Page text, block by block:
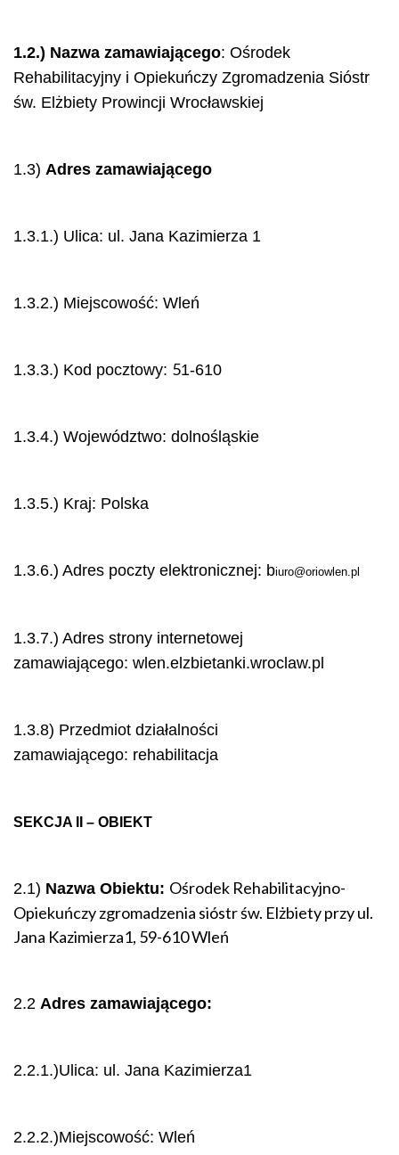
1.2.) Nazwa zamawiającego: Ośrodek
Rehabilitacyjny i Opiekuńczy Zgromadzenia Sióstr
św. Elżbiety Prowincji Wrocławskiej
1.3) Adres zamawiającego
1.3.1.) Ulica: ul. Jana Kazimierza 1
1.3.2.) Miejscowość: Wleń
1.3.3.) Kod pocztowy: 51-610
1.3.4.) Województwo: dolnośląskie
1.3.5.) Kraj: Polska
1.3.6.) Adres poczty elektronicznej: biuro@oriowlen.pl
1.3.7.) Adres strony internetowej
zamawiającego: wlen.elzbietanki.wroclaw.pl
1.3.8) Przedmiot działalności
zamawiającego: rehabilitacja
SEKCJA II – OBIEKT
2.1) Nazwa Obiektu: Ośrodek Rehabilitacyjno-
Opiekuńczy zgromadzenia sióstr św. Elżbiety przy ul.
Jana Kazimierza1, 59-610 Wleń
2.2 Adres zamawiającego:
2.2.1.)Ulica: ul. Jana Kazimierza1
2.2.2.)Miejscowość: Wleń